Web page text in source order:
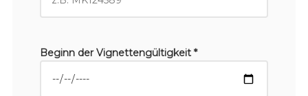
Beginn der Vignettengültigkeit *